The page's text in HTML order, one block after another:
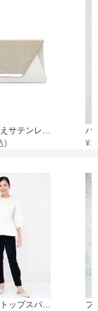
) ¥
ジャガードトップスパンツドレス